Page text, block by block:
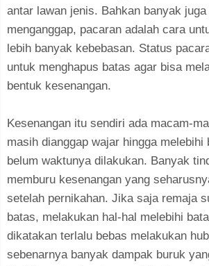
antar lawan jenis. Bahkan banyak juga
menganggap, pacaran adalah cara
lebih banyak kebebasan. Status
untuk menghapus batas agar bisa
bentuk kesenangan.
Kesenangan itu sendiri ada macam-
masih dianggap wajar hingga melebihi
belum waktunya dilakukan. Banyak
memburu kesenangan yang
setelah pernikahan. Jika saja remaja
batas, melakukan hal-hal melebihi
dikatakan terlalu bebas melakukan
sebenarnya banyak dampak buruk